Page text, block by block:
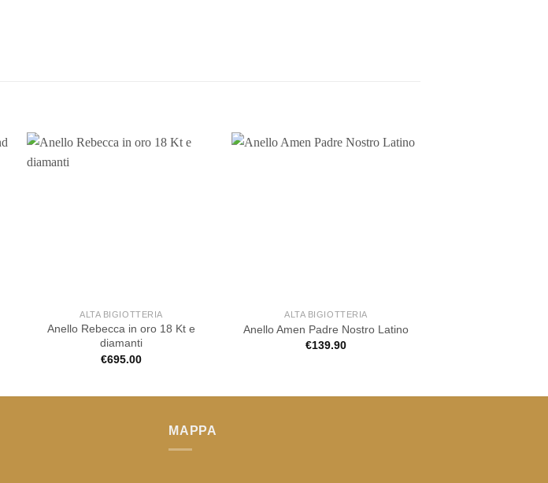
ALTA BIGIOTTERIA
Anello Rebecca in oro 18 Kt e
diamanti
€695.00
ALTA BIGIOTTERIA
Anello Amen Padre Nostro Latino
€139.90
MAPPA